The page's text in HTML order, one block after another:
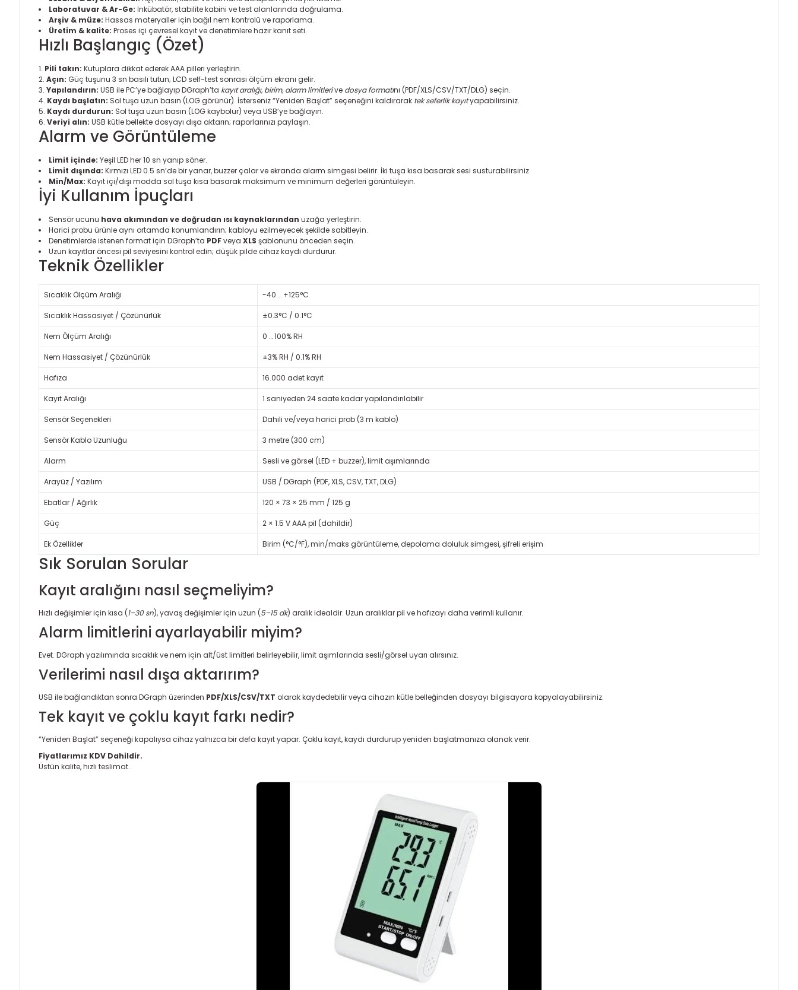
Laboratuvar & Ar-Ge: İnkübatör, stabilite kabini ve test alanlarında doğrulama.
Arşiv & müze: Hassas materyaller için bağıl nem kontrolü ve raporlama.
Üretim & kalite: Proses içi çevresel kayıt ve denetimlere hazır kanıt seti.
Hızlı Başlangıç (Özet)
Pili takın: Kutuplara dikkat ederek AAA pilleri yerleştirin.
Açın: Güç tuşunu 3 sn basılı tutun; LCD self-test sonrası ölçüm ekranı gelir.
Yapılandırın: USB ile PC’ye bağlayıp DGraph’ta kayıt aralığı, birim, alarm limitlerive dosya formatını (PDF/XLS/CSV/TXT/DLG) seçin.
Kaydı başlatın: Sol tuşa uzun basın (LOG görünür). İsterseniz “Yeniden Başlat” seçeneğini kaldırarak tek seferlik kayıtyapabilirsiniz.
Kaydı durdurun: Sol tuşa uzun basın (LOG kaybolur) veya USB’ye bağlayın.
Veriyi alın: USB kütle bellekte dosyayı dışa aktarın; raporlarınızı paylaşın.
Alarm ve Görüntüleme
Limit içinde: Yeşil LED her 10 sn yanıp söner.
Limit dışında: Kırmızı LED 0.5 sn’de bir yanar, buzzer çalar ve ekranda alarm simgesi belirir. İki tuşa kısa basarak sesi susturabilirsiniz.
Min/Max: Kayıt içi/dışı modda sol tuşa kısa basarak maksimum ve minimum değerleri görüntüleyin.
İyi Kullanım İpuçları
Sensör ucunu hava akımından ve doğrudan ısı kaynaklarından uzağa yerleştirin.
Harici probu ürünle aynı ortamda konumlandırın; kabloyu ezilmeyecek şekilde sabitleyin.
Denetimlerde istenen format için DGraph’ta PDFveya XLS şablonunu önceden seçin.
Uzun kayıtlar öncesi pil seviyesini kontrol edin; düşük pilde cihaz kaydı durdurur.
Teknik Özellikler
Sıcaklık Ölçüm Aralığı -40 … +125°C
Sıcaklık Hassasiyet / Çözünürlük ±0.3°C / 0.1°C
Nem Ölçüm Aralığı 0 … 100% RH
Nem Hassasiyet / Çözünürlük ±3% RH / 0.1% RH
Hafıza 16.000 adet kayıt
Kayıt Aralığı 1 saniyeden 24 saate kadar yapılandırılabilir
Sensör Seçenekleri Dahili ve/veya harici prob (3 m kablo)
Sensör Kablo Uzunluğu 3 metre (300 cm)
Alarm Sesli ve görsel (LED + buzzer), limit aşımlarında
Arayüz / Yazılım USB / DGraph (PDF, XLS, CSV, TXT, DLG)
Ebatlar / Ağırlık 120 × 73 × 25 mm / 125 g
Güç 2 × 1.5 V AAA pil (dahildir)
Ek Özellikler Birim (°C/°F), min/maks görüntüleme, depolama doluluk simgesi, şifreli erişim
Sık Sorulan Sorular
Kayıt aralığını nasıl seçmeliyim?
Hızlı değişimler için kısa (1–30 sn), yavaş değişimler için uzun (5–15 dk) aralık idealdir. Uzun aralıklar pil ve hafızayı daha verimli kullanır.
Alarm limitlerini ayarlayabilir miyim?
Evet. DGraph yazılımında sıcaklık ve nem için alt/üst limitleri belirleyebilir, limit aşımlarında sesli/görsel uyarı alırsınız.
Verilerimi nasıl dışa aktarırım?
USB ile bağlandıktan sonra DGraph üzerinden PDF/XLS/CSV/TXT olarak kaydedebilir veya cihazın kütle belleğinden dosyayı bilgisayara kopyalayabilirsiniz.
Tek kayıt ve çoklu kayıt farkı nedir?
“Yeniden Başlat” seçeneği kapalıysa cihaz yalnızca bir defa kayıt yapar. Çoklu kayıt, kaydı durdurup yeniden başlatmanıza olanak verir.
Fiyatlarımız KDV Dahildir.
Üstün kalite, hızlı teslimat.